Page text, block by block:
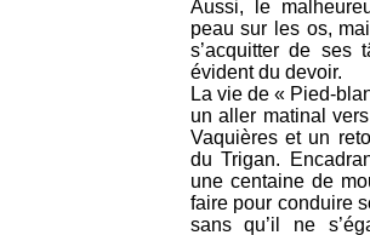
Aussi, le
peau sur les os,
s’acquitter de ses
évident du devoir.
La vie de « Pied-
un aller matinal
Vaquières et un
du Trigan.
une centaine de
faire pour conduire
sans qu’il ne